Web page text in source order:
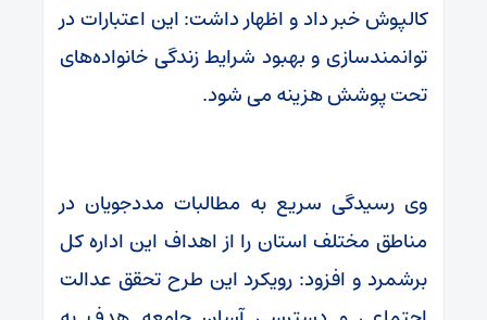
کالپوش خبر داد و اظهار داشت: این اعتبارات در
توانمندسازی و بهبود شرایط زندگی خانواده‌های
تحت پوشش هزینه می شود.
وی رسیدگی سریع به مطالبات مددجویان در
مناطق مختلف استان را از اهداف این اداره کل
برشمرد و افزود: رویکرد این طرح تحقق عدالت